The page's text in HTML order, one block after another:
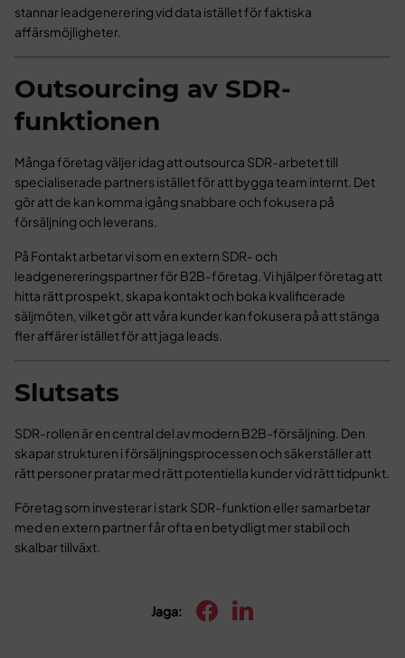
stannar leadgenerering vid data istället för faktiska
affärsmöjligheter.
Outsourcing av SDR-
funktionen
Många företag väljer idag att outsourca SDR-arbetet till
specialiserade partners istället för att bygga team internt. Det
gör att de kan komma igång snabbare och fokusera på
försäljning och leverans.
På Fontakt arbetar vi som en extern SDR- och
leadgenereringspartner för B2B-företag. Vi hjälper företag att
hitta rätt prospekt, skapa kontakt och boka kvalificerade
säljmöten, vilket gör att våra kunder kan fokusera på att stänga
fler affärer istället för att jaga leads.
Slutsats
SDR-rollen är en central del av modern B2B-försäljning. Den
skapar strukturen i försäljningsprocessen och säkerställer att
rätt personer pratar med rätt potentiella kunder vid rätt tidpunkt.
Företag som investerar i stark SDR-funktion eller samarbetar
med en extern partner får ofta en betydligt mer stabil och
skalbar tillväxt.
Jaga: